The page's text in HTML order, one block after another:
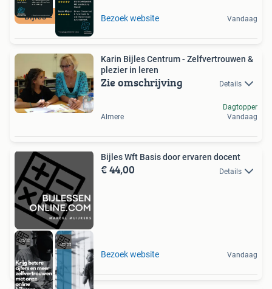
Bijles = Succes! Bezoek website Vandaag
Karin Bijles Centrum - Zelfvertrouwen &
plezier in leren
Zie omschrijving Details
Almere
Dagtopper
Vandaag
Bijles Wft Basis door ervaren docent
€ 44,00 Details
Bezoek website Vandaag